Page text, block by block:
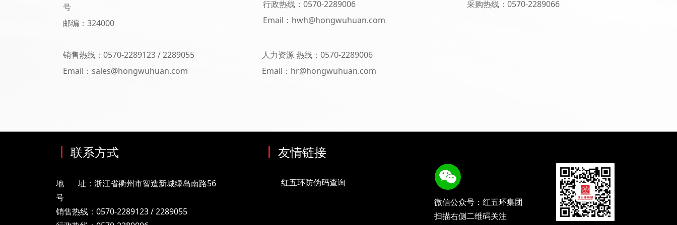
号
邮编：324000
销售热线：0570-2289123 / 2289055
Email：sales@hongwuhuan.com
行政热线：0570-2289006
Email：hwh@hongwuhuan.com
采购热线：0570-2289066
人力资源 热线：0570-2289006
Email：hr@hongwuhuan.com
联系方式
地 址：浙江省衢州市智造新城绿岛南路56
号
销售热线：0570-2289123 / 2289055
红五环防伪码查询
友情链接
微信公众号：红五环集团
扫描右侧二维码关注